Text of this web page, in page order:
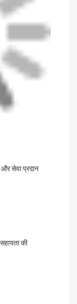
और सेवा प्रदान
की